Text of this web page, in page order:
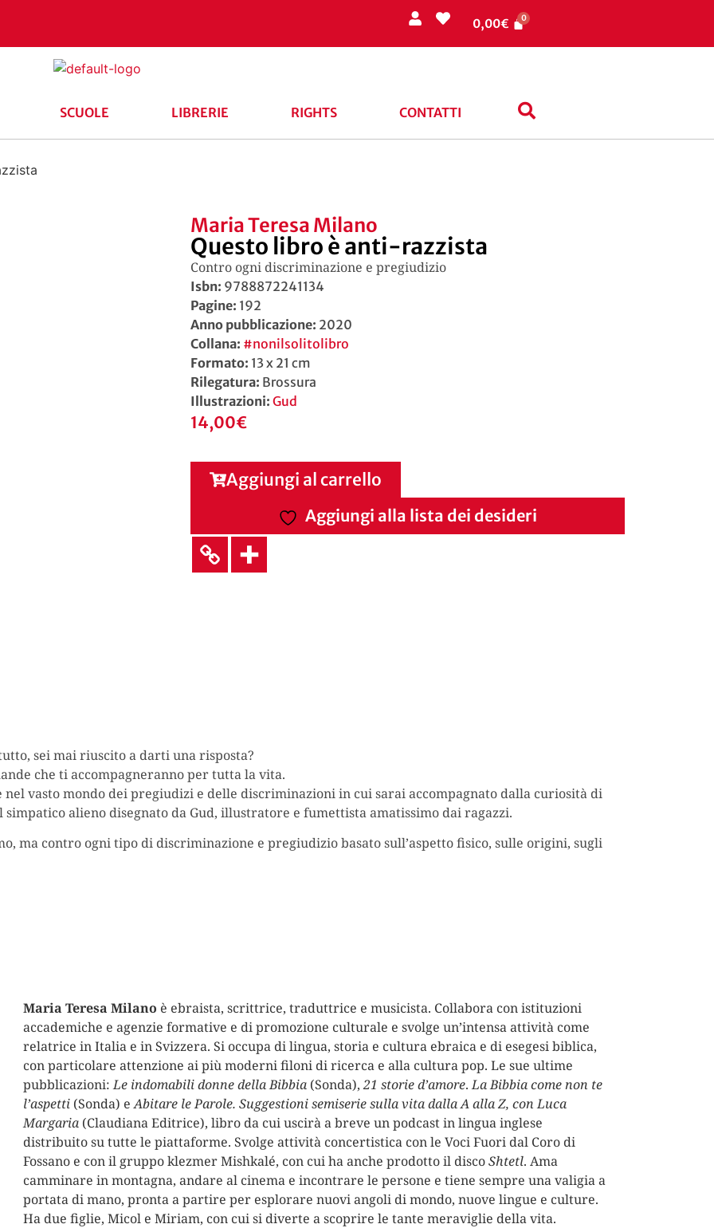
0,00€
SCUOLE LIBRERIE RIGHTS CONTATTI
Maria Teresa Milano
Questo libro è anti-razzista
Contro ogni discriminazione e pregiudizio
Isbn: 9788872241134
Pagine: 192
Anno pubblicazione: 2020
Collana: #nonilsolitolibro
Formato: 13 x 21 cm
Rilegatura: Brossura
Illustrazioni: Gud
14,00€
Aggiungi al carrello
Aggiungi alla lista dei desideri
sei mai riuscito a darti una risposta?
che ti accompagneranno per tutta la vita.
nel vasto mondo dei pregiudizi e delle discriminazioni in cui sarai accompagnato dalla curiosità di
alieno disegnato da Gud, illustratore e fumettista amatissimo dai ragazzi.
ma contro ogni tipo di discriminazione e pregiudizio basato sull’aspetto fisico, sulle origini, sugli
Maria Teresa Milano è ebraista, scrittrice, traduttrice e musicista. Collabora con istituzioni
accademiche e agenzie formative e di promozione culturale e svolge un’intensa attività come
relatrice in Italia e in Svizzera. Si occupa di lingua, storia e cultura ebraica e di esegesi biblica,
con particolare attenzione ai più moderni filoni di ricerca e alla cultura pop. Le sue ultime
pubblicazioni:Le indomabili donne della Bibbia (Sonda),21 storie d’amore.La Bibbia come non te
l’aspetti (Sonda) eAbitare le Parole. Suggestioni semiserie sulla vita dalla A alla Z, con Luca
Margaria (Claudiana Editrice), libro da cui uscirà a breve un podcast in lingua inglese
distribuito su tutte le piattaforme. Svolge attività concertistica con le Voci Fuori dal Coro di
Fossano e con il gruppo klezmer Mishkalé, con cui ha anche prodotto il discoShtetl. Ama
camminare in montagna, andare al cinema e incontrare le persone e tiene sempre una valigia a
portata di mano, pronta a partire per esplorare nuovi angoli di mondo, nuove lingue e culture.
Ha due figlie, Micol e Miriam, con cui si diverte a scoprire le tante meraviglie della vita.